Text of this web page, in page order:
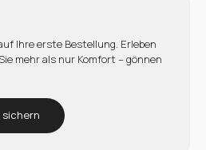
Ihre erste Bestellung. Erleben
mehr als nur Komfort – gönnen
sichern